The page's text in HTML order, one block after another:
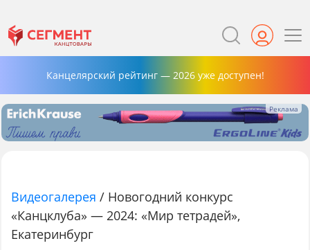
Канцелярский рейтинг — 2026 уже доступен!
Видеогалерея / Новогодний конкурс
«Канцклуба» — 2024: «Мир тетрадей»,
Екатеринбург